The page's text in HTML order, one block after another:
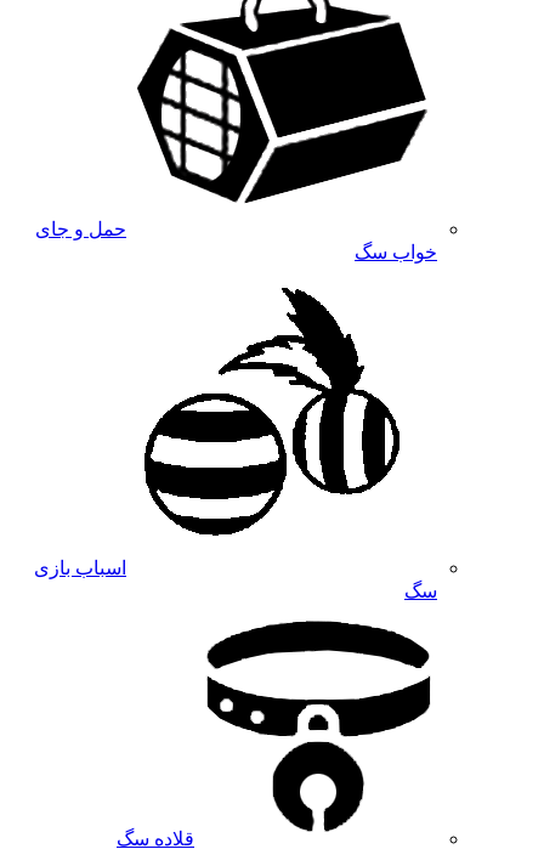
حمل و جای
خواب سگ
اسباب بازی
سگ
قلاده سگ